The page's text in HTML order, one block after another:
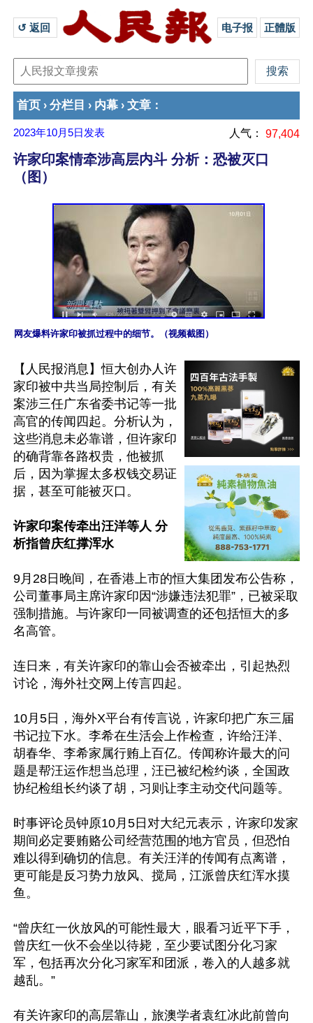
↺ 返回 电子报 正體版
首页 › 分栏目 › 内幕 › 文章 ：
2023年10月5日 发表 人气： 97,404
许家印案情牵涉高层内斗 分析：恐被灭口
（图）
网友爆料许家印被抓过程中的细节。（视频截图）
【人民报消息】恒大创办人许
家印被中共当局控制后，有关
案涉三任广东省委书记等一批
高官的传闻四起。分析认为，
这些消息未必靠谱，但许家印
的确背靠各路权贵，他被抓
后，因为掌握太多权钱交易证
据，甚至可能被灭口。
许家印案传牵出汪洋等人 分
析指曾庆红撑浑水
9月28日晚间，在香港上市的恒大集团发布公告称，
公司董事局主席许家印因“涉嫌违法犯罪”，已被采取
强制措施。与许家印一同被调查的还包括恒大的多
名高管。
连日来，有关许家印的靠山会否被牵出，引起热烈
讨论，海外社交网上传言四起。
10月5日，海外X平台有传言说，许家印把广东三届
书记拉下水。李希在生活会上作检查，许给汪洋、
胡春华、李希家属行贿上百亿。传闻称许最大的问
题是帮汪运作想当总理，汪已被纪检约谈，全国政
协纪检组长约谈了胡，习则让李主动交代问题等。
时事评论员钟原10月5日对大纪元表示，许家印发家
期间必定要贿赂公司经营范围的地方官员，但恐怕
难以得到确切的信息。有关汪洋的传闻有点离谱，
更可能是反习势力放风、搅局，江派曾庆红浑水摸
鱼。
“曾庆红一伙放风的可能性最大，眼看习近平下手，
曾庆红一伙不会坐以待毙，至少要试图分化习家
军，包括再次分化习家军和团派，卷入的人越多就
越乱。”
有关许家印的高层靠山，旅澳学者袁红冰此前曾向